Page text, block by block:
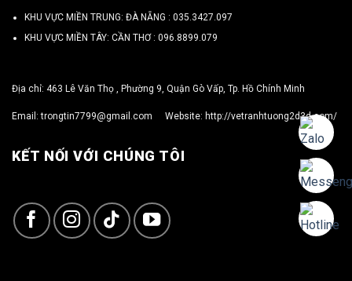
KHU VỰC MIỀN TRUNG: ĐÀ NẴNG : 035.3427.097
KHU VỰC MIỀN TÂY: CẦN THƠ : 096.8899.079
Địa chỉ: 463 Lê Văn Thọ , Phường 9, Quận Gò Vấp, Tp. Hồ Chính Minh
Email:trongtin7799@gmail.com Website: http://vetranhtuong2d3d.com/
KẾT NỐI VỚI CHÚNG TÔI